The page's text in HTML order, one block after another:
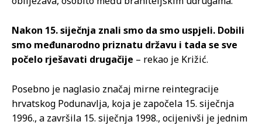
Nakon 15. siječnja znali smo da smo uspjeli. Dobili
smo međunarodno priznatu državu i tada se sve
počelo rješavati drugačije – rekao je Križić.
Posebno je naglasio značaj mirne reintegracije
hrvatskog Podunavlja, koja je započela 15. siječnja
1996., a završila 15. siječnja 1998., ocijenivši je jednim